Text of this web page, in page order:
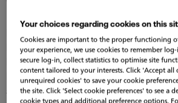
Besonders bei Kindern unter drei
Eustachische Röhre kürzer ist, tritt
begleitet von Fieber. Auch
Mittelohrentzündung erleiden,
starken Erkältung.
Your choices regarding cookies on this
Cookies are important to the proper functioning
your experience, we use cookies to remember
secure log-in, collect statistics to optimise site
content tailored to your interests. Click 'Accept all
unrequired cookies' to save your cookie
the site. Click 'Select cookie preferences' to see a
cookie types and additional preference options.